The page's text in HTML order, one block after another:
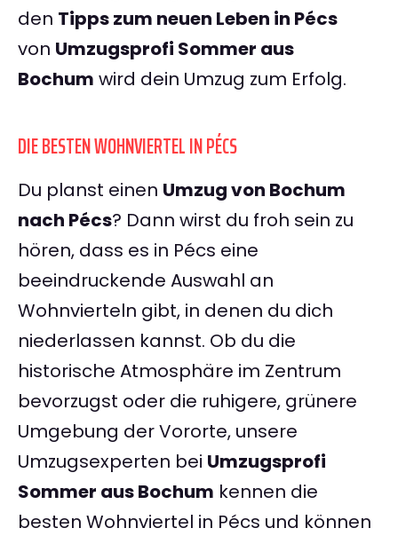
den Tipps zum neuen Leben in Pécs
von Umzugsprofi Sommer aus
Bochum wird dein Umzug zum Erfolg.
DIE BESTEN WOHNVIERTEL IN PÉCS
Du planst einen Umzug von Bochum
nach Pécs? Dann wirst du froh sein zu
hören, dass es in Pécs eine
beeindruckende Auswahl an
Wohnvierteln gibt, in denen du dich
niederlassen kannst. Ob du die
historische Atmosphäre im Zentrum
bevorzugst oder die ruhigere, grünere
Umgebung der Vororte, unsere
Umzugsexperten bei Umzugsprofi
Sommer aus Bochum kennen die
besten Wohnviertel in Pécs und können